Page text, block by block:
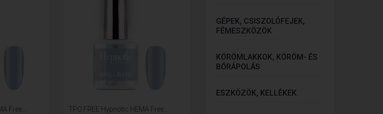
Free... TPO FREE Hypnotic HEMA Free...
GÉPEK, CSISZOLÓFEJEK,
FÉMESZKÖZÖK
KÖRÖMLAKKOK, KÖRÖM- ÉS
BŐRÁPOLÁS
ESZKÖZÖK, KELLÉKEK